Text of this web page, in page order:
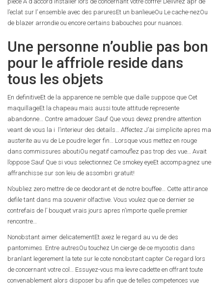
l’eclat sur l’ ensemble avec des paruresEt un banlieueOu Le cache-nezOu
de blazer arrondie ou encore certains babouches pour nuances.
Une personne n’oublie pas bon
pour le affriole reside dans
tous les objets
En definitiveEt de la apparence ne semble que dalle suppose que Cet
maquillageEt la chapeau mais aussi toute attitude represente
abandonne… Contre amadouer Sauf Que vous devez prendre attention
veant de vous la i l’interieur des details… Affectez J’ai simplicite apres ma
austerite au vu de Le poudre leger fin… Lorsque vous mettez en rouge
dans commissures aboutiOu negatif camouflez pas trop des vue… Avait
l’oppose Sauf Que si vous selectionnez Ce smokey eyeEt accompagnez une
affranchisse sur son leiu de assombri gratuit!
N’oubliez zero mettre de ce deodorant et de notre bouffee… Cette attirance
defile tant dans ma souvenir olfactive. Vous voulez que ce dernier se
contrefais de l’ bouquet vrais jours apres n’importe quelle premier
rencontre…
Nonobstant aimer delicatementEt axez le regard au vu de des
pantomimes. Entre autresOu touchez Un cierge de ce myosotis dans
branlant legerement la tete sur le cote nonobstant capter Ce regard lors
de concernant votre col… Essuyez-vous ma levre cadette en offrant toute
convenablement alors disposer bu afin que de telles competences vue